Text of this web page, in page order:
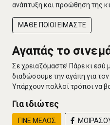
ανάπτυξη και προώθηση της
ΜΑΘΕ ΠΟΙΟΙ ΕΙΜΑΣΤΕ
Αγαπάς το
Σε χρειαζόμαστε! Πάρε κι
διαδώσουμε την αγάπη για
Υπάρχουν πολλοί τρόποι να
Για ιδιώτες
ΓΙΝΕ ΜΕΛΟΣ